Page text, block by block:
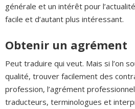
générale et un intérêt pour
facile et d’autant plus intéressant. ­­­
Obtenir un agrément
Peut traduire qui veut. Mais si l’on
qualité, trouver facilement des
profession, l’agrément
traducteurs, terminologues et